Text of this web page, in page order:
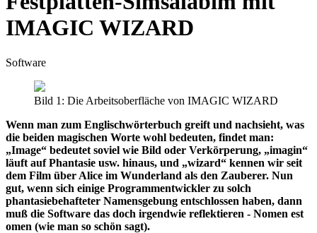
IMAGIC WIZARD
Software
Bild 1: Die Arbeitsoberfläche von IMAGIC WIZARD
Wenn man zum Englischwörterbuch greift und nachsieht, was
die beiden magischen Worte wohl bedeuten, findet man:
„Image“ bedeutet soviel wie Bild oder Verkörperung, „imagin“
läuft auf Phantasie usw. hinaus, und „wizard“ kennen wir seit
dem Film über Alice im Wunderland als den Zauberer. Nun
gut, wenn sich einige Programmentwickler zu solch
phantasiebehafteter Namensgebung entschlossen haben, dann
muß die Software das doch irgendwie reflektieren - Nomen est
omen (wie man so schön sagt).